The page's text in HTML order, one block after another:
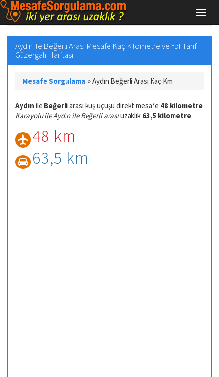
Aydın ile Beğerli Arası Mesafe Kaç Kilometre ve Yol Tarifi
Güzergah Haritası
Mesafe Sorgulama »Aydın Beğerli Arası Kaç Km
Aydın ile Beğerliarası kuş uçuşu direkt mesafe 48 kilometre
Karayolu ile Aydın ile Beğerli arasıuzaklık 63,5 kilometre
48 km
63,5 km